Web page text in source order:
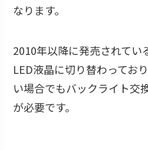
なります。
2010年以降に発売されてい
LED液晶に切り替わってお
い場合でもバックライト交
が必要です。